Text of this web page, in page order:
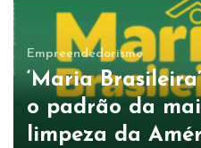
Empreendedorismo
‘Maria
o padrão da
limpeza da